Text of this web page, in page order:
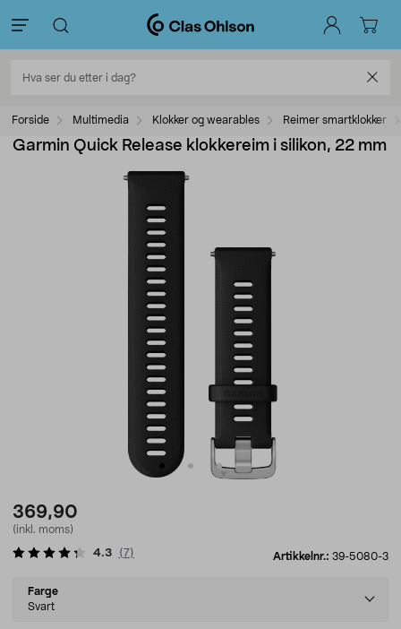
Forside Multimedia Klokker og wearables Reimer smartklokker
Garmin Quick Release klokkereim i silikon, 22 mm
369,90
(inkl. moms)
Artikkelnr.: 39-5080-3
4.3 (7)
Select
variant
Farge
Svart